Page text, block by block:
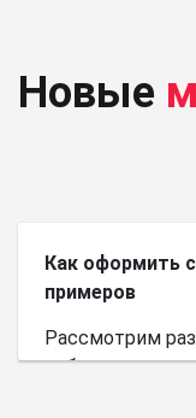
Новые
Как оформить
примеров
Рассмотрим
небольшого